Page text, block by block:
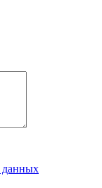
данных